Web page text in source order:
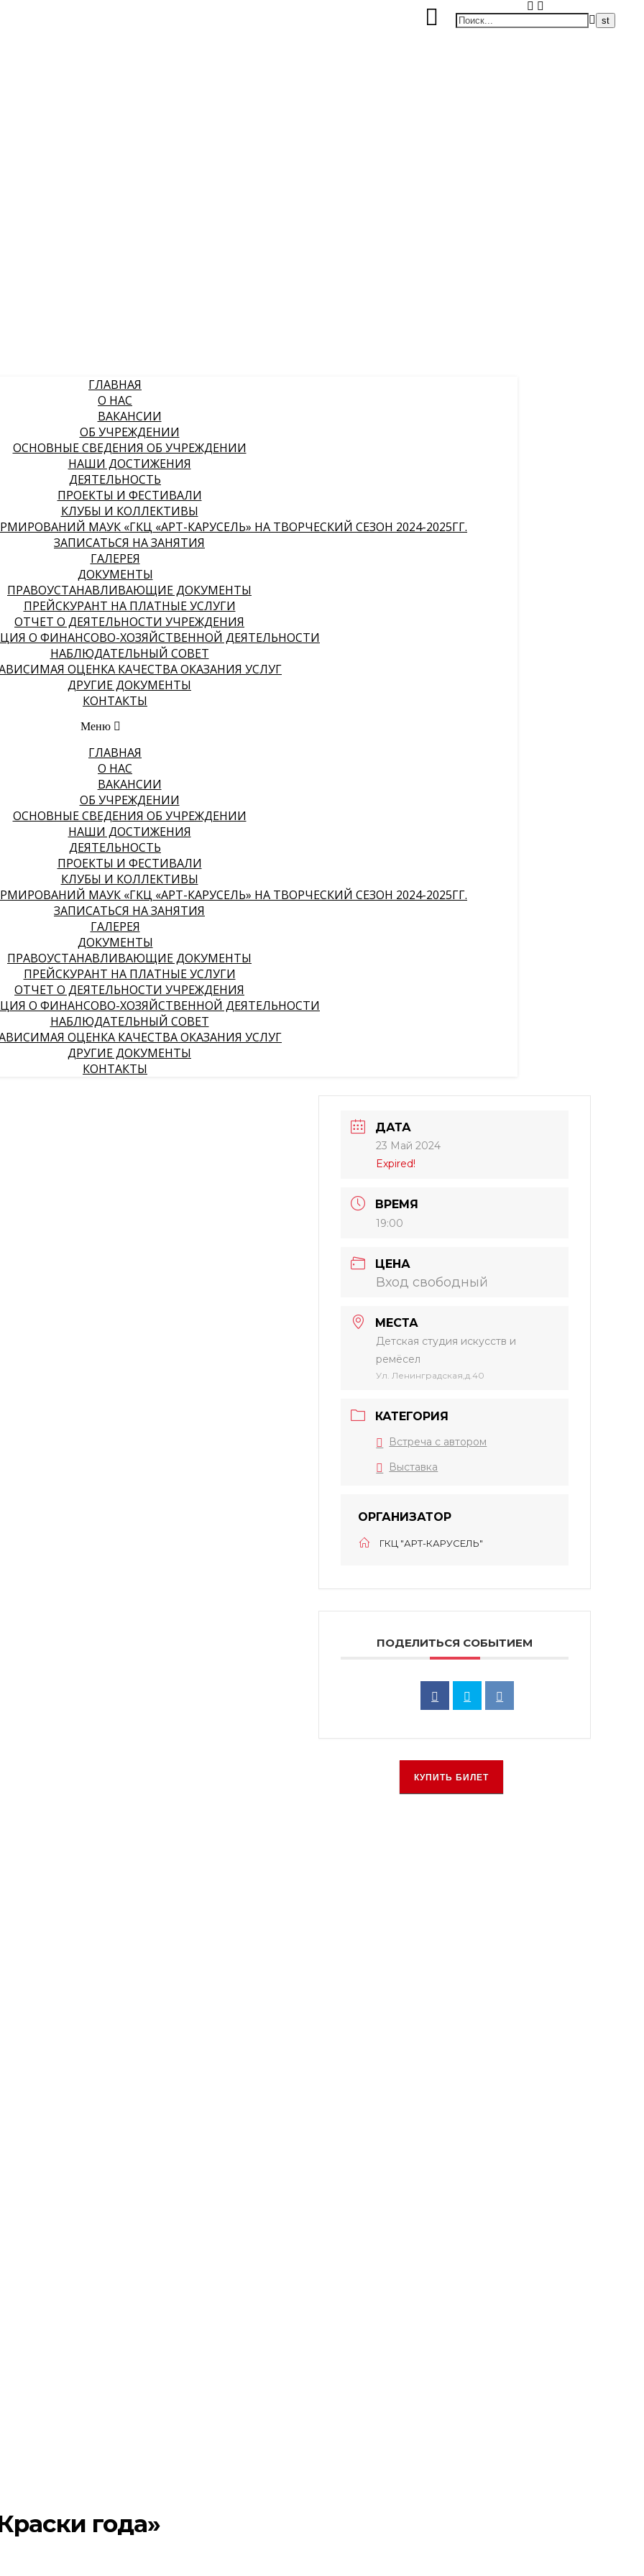
ГЛАВНАЯ
О НАС
ВАКАНСИИ
ОБ УЧРЕЖДЕНИИ
ОСНОВНЫЕ СВЕДЕНИЯ ОБ УЧРЕЖДЕНИИ
НАШИ ДОСТИЖЕНИЯ
ДЕЯТЕЛЬНОСТЬ
ПРОЕКТЫ И ФЕСТИВАЛИ
КЛУБЫ И КОЛЛЕКТИВЫ
МАУК «ГКЦ «АРТ-КАРУСЕЛЬ» НА ТВОРЧЕСКИЙ СЕЗОН 2024-2025ГГ.
ЗАПИСАТЬСЯ НА ЗАНЯТИЯ
ГАЛЕРЕЯ
ДОКУМЕНТЫ
ПРАВОУСТАНАВЛИВАЮЩИЕ ДОКУМЕНТЫ
ПРЕЙСКУРАНТ НА ПЛАТНЫЕ УСЛУГИ
ОТЧЕТ О ДЕЯТЕЛЬНОСТИ УЧРЕЖДЕНИЯ
О ФИНАНСОВО-ХОЗЯЙСТВЕННОЙ ДЕЯТЕЛЬНОСТИ
НАБЛЮДАТЕЛЬНЫЙ СОВЕТ
ОЦЕНКА КАЧЕСТВА ОКАЗАНИЯ УСЛУГ
ДРУГИЕ ДОКУМЕНТЫ
КОНТАКТЫ
Меню
ГЛАВНАЯ
О НАС
ВАКАНСИИ
ОБ УЧРЕЖДЕНИИ
ОСНОВНЫЕ СВЕДЕНИЯ ОБ УЧРЕЖДЕНИИ
НАШИ ДОСТИЖЕНИЯ
ДЕЯТЕЛЬНОСТЬ
ПРОЕКТЫ И ФЕСТИВАЛИ
КЛУБЫ И КОЛЛЕКТИВЫ
МАУК «ГКЦ «АРТ-КАРУСЕЛЬ» НА ТВОРЧЕСКИЙ СЕЗОН 2024-2025ГГ.
ЗАПИСАТЬСЯ НА ЗАНЯТИЯ
ГАЛЕРЕЯ
ДОКУМЕНТЫ
ПРАВОУСТАНАВЛИВАЮЩИЕ ДОКУМЕНТЫ
ПРЕЙСКУРАНТ НА ПЛАТНЫЕ УСЛУГИ
ОТЧЕТ О ДЕЯТЕЛЬНОСТИ УЧРЕЖДЕНИЯ
О ФИНАНСОВО-ХОЗЯЙСТВЕННОЙ ДЕЯТЕЛЬНОСТИ
НАБЛЮДАТЕЛЬНЫЙ СОВЕТ
ОЦЕНКА КАЧЕСТВА ОКАЗАНИЯ УСЛУГ
ДРУГИЕ ДОКУМЕНТЫ
КОНТАКТЫ
года»
ДАТА
23 Май 2024
Expired!
ВРЕМЯ
19:00
ЦЕНА
Вход свободный
МЕСТА
Детская студия искусств и
ремёсел
Ул. Ленинградская,д.40
КАТЕГОРИЯ
Встреча с автором
Выставка
ОРГАНИЗАТОР
ГКЦ "АРТ-КАРУСЕЛЬ"
ПОДЕЛИТЬСЯ СОБЫТИЕМ
КУПИТЬ БИЛЕТ